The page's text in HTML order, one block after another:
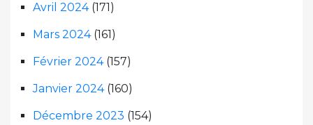
Avril 2024(171)
Mars 2024(161)
Février 2024(157)
Janvier 2024(160)
Décembre 2023 (154)